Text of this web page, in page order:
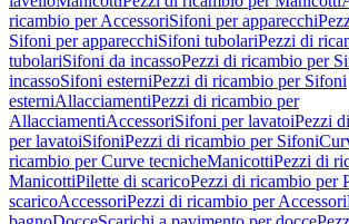
ricambio per AccessoriSifoni per apparecchi
Sifoni per apparecchiSifoni tubolariPezzi di
tubolariSifoni da incassoPezzi di ricambio per
incassoSifoni esterniPezzi di ricambio per Sifoni
esterniAllacciamentiPezzi di ricambio per
AllacciamentiAccessoriSifoni per lavatoiPezzi
per lavatoiSifoniPezzi di ricambio per Sifoni
ricambio per Curve tecnicheManicottiPezzi di
ManicottiPilette di scaricoPezzi di ricambio per
scaricoAccessoriPezzi di ricambio per Accessori